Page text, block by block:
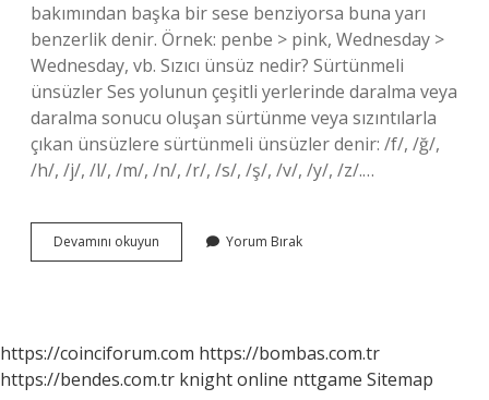
bakımından başka bir sese benziyorsa buna yarı
benzerlik denir. Örnek: penbe > pink, Wednesday >
Wednesday, vb. Sızıcı ünsüz nedir? Sürtünmeli
ünsüzler Ses yolunun çeşitli yerlerinde daralma veya
daralma sonucu oluşan sürtünme veya sızıntılarla
çıkan ünsüzlere sürtünmeli ünsüzler denir: /f/, /ğ/,
/h/, /j/, /l/, /m/, /n/, /r/, /s/, /ş/, /v/, /y/, /z/.…
Devamını okuyun Sızıcılaşma
Ne
Yorum Bırak
https://coinciforum.com https://bombas.com.tr
https://bendes.com.tr knight online nttgame Sitemap